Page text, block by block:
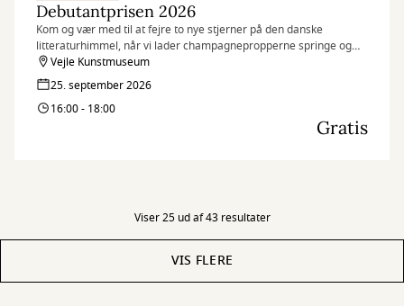
Debutantprisen 2026
Kom og vær med til at fejre to nye stjerner på den danske
litteraturhimmel, når vi lader champagnepropperne springe og
uddeler Danmarks største debutantpris på 2 x 50.000 kr. - Bodil og
Jørgen Munch-Christensens debutantpris.
Vejle Kunstmuseum
25. september 2026
16:00 - 18:00
Gratis
Viser 25 ud af 43 resultater
VIS FLERE